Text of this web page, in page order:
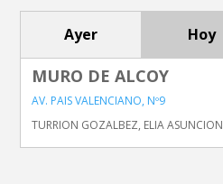
Ayer Hoy
MURO DE ALCOY
AV. PAIS VALENCIANO, Nº9
TURRION GOZALBEZ, ELIA ASUNCION